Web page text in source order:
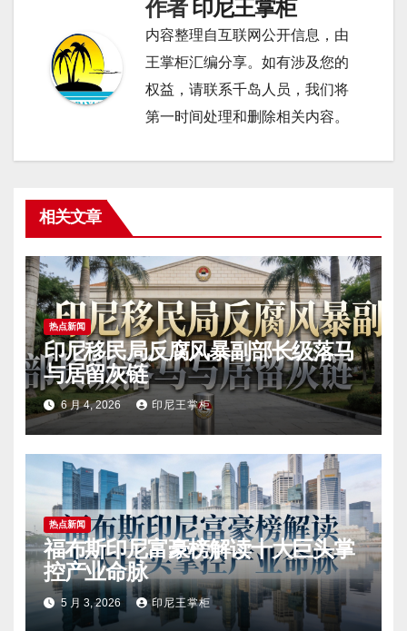
作者印尼王掌柜
内容整理自互联网公开信息，由
王掌柜汇编分享。如有涉及您的
权益，请联系千岛人员，我们将
第一时间处理和删除相关内容。
相关文章
热点新闻
印尼移民局反腐风暴副部长级落马
与居留灰链
6 月 4, 2026 印尼王掌柜
热点新闻
福布斯印尼富豪榜解读十大巨头掌
控产业命脉
5 月 3, 2026 印尼王掌柜